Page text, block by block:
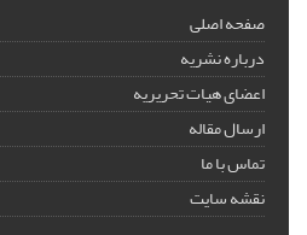
صفحه اصلی
درباره نشریه
اعضای هیات تحریریه
ارسال مقاله
تماس با ما
نقشه سایت